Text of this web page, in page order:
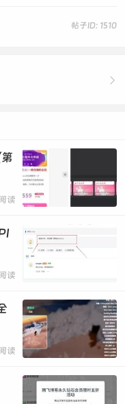
#ffd1dc,
radius: 16px;
size: 14px;
position:
0 4px 12px
box-shadow 0.3s
top:
60px; color: var(--
bottom:
color: var(--
0.2; transform:
0; left: 0; width:
radial-
10.01%);
move 3s
帖子ID: 1510

读
读
读